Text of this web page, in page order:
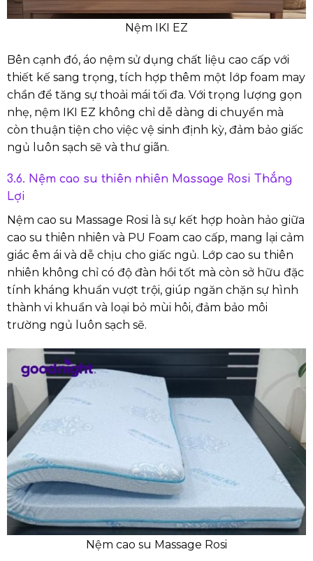
Nệm IKI EZ
Bên cạnh đó, áo nệm sử dụng chất liệu cao cấp với
thiết kế sang trọng, tích hợp thêm một lớp foam may
chần để tăng sự thoải mái tối đa. Với trọng lượng gọn
nhẹ, nệm IKI EZ không chỉ dễ dàng di chuyển mà
còn thuận tiện cho việc vệ sinh định kỳ, đảm bảo giấc
ngủ luôn sạch sẽ và thư giãn.
3.6. Nệm cao su thiên nhiên Massage Rosi Thắng
Lợi
Nệm cao su Massage Rosi là sự kết hợp hoàn hảo giữa
cao su thiên nhiên và PU Foam cao cấp, mang lại cảm
giác êm ái và dễ chịu cho giấc ngủ. Lớp cao su thiên
nhiên không chỉ có độ đàn hồi tốt mà còn sở hữu đặc
tính kháng khuẩn vượt trội, giúp ngăn chặn sự hình
thành vi khuẩn và loại bỏ mùi hôi, đảm bảo môi
trường ngủ luôn sạch sẽ.
Nệm cao su Massage Rosi